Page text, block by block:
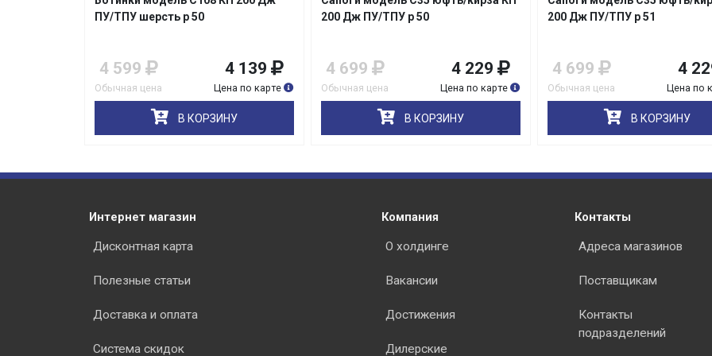
ПУ/ТПУ шерсть р 50
4 599
Обычная цена
4 139
Цена по карте
В КОРЗИНУ
200 Дж ПУ/ТПУ р 50
4 699
Обычная цена
4 229
Цена по карте
В КОРЗИНУ
200 Дж ПУ/ТПУ р 51
4 699
Обычная цена
4
Цена по
В КОРЗИНУ
раз в 2 недели
Интернет магазин
Дисконтная карта
Полезные статьи
Доставка и оплата
Система скидок
Компания
О холдинге
Вакансии
Достижения
Дилерские
Контакты
Адреса магазинов
Поставщикам
Контакты
подразделений